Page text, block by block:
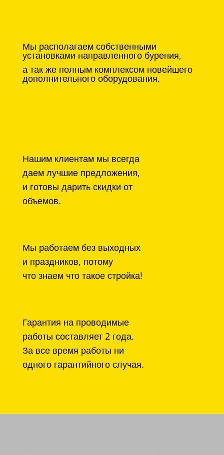
Мы располагаем собственными
установками направленного бурения,
а так же полным комплексом новейшего
дополнительного оборудования.
Нашим клиентам мы всегда
даем лучшие предложения,
и готовы дарить скидки от
объемов.
Мы работаем без выходных
и праздников, потому
что знаем что такое стройка!
Гарантия на проводимые
работы составляет 2 года.
За все время работы ни
одного гарантийного случая.